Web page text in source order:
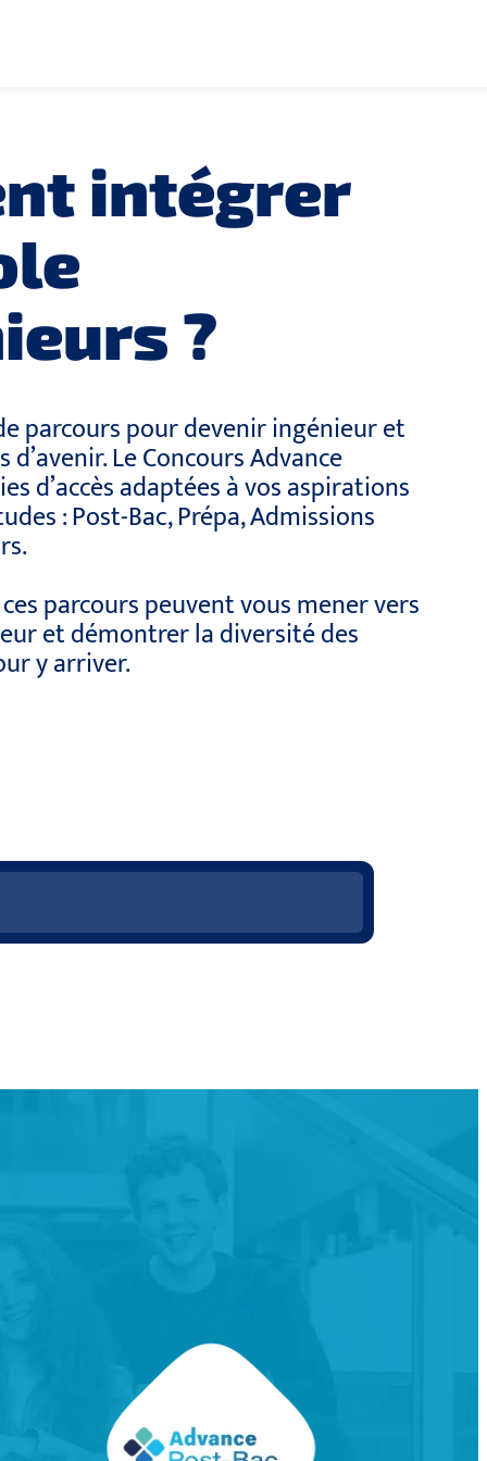
intégrer
?
parcours pour devenir ingénieur et
Le Concours Advance
d’accès adaptées à vos aspirations
: Post-Bac, Prépa, Admissions
parcours peuvent vous mener vers
et démontrer la diversité des
y arriver.